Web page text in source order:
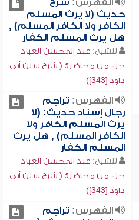
الفهرس: شرح
حديث (لا يرث المسلم
الكافر ولا الكافر المسلم) ,
هل يرث المسلم الكفار
للشيخ: عبد المحسن العباد
جزء من محاضرة ( شرح سنن أبي
داود [343])
الفهرس: تراجم
رجال إسناد حديث: (لا
يرث المسلم الكافر ولا
الكافر المسلم) , هل يرث
المسلم الكفار
للشيخ: عبد المحسن العباد
جزء من محاضرة ( شرح سنن أبي
داود [343])
الفهرس: تراجم